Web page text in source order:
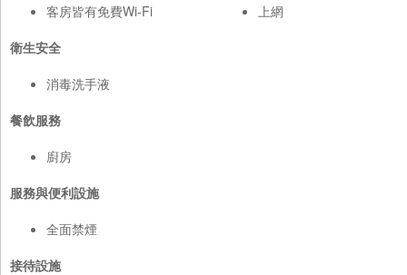
客房皆有免費Wi-Fi
上網
衛生安全
消毒洗手液
餐飲服務
廚房
服務與便利設施
全面禁煙
接待設施